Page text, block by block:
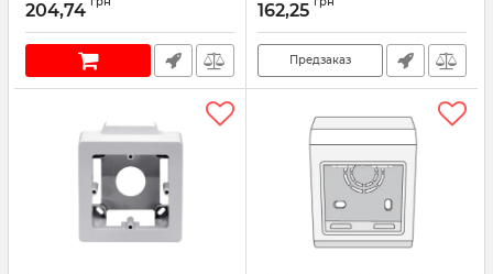
Артикул: 45131SBR
204,74 Артикул: 10123RB
162,25
Предзаказ